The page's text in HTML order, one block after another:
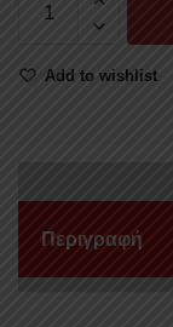
BAR
ΑΨΙΔΑ
RANGER
2006-
Add to wishlist
Περιγραφή